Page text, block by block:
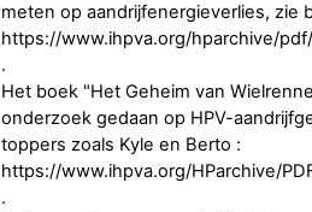
meten op aandrijfenergieverlies, zie
https://www.ihpva.org/hparchive/
.
Het boek "Het Geheim van
onderzoek gedaan op HPV-
toppers zoals Kyle en Berto :
https://www.ihpva.org/HParchive/
.